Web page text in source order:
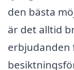
den bästa
är det alltid
erbjudanden